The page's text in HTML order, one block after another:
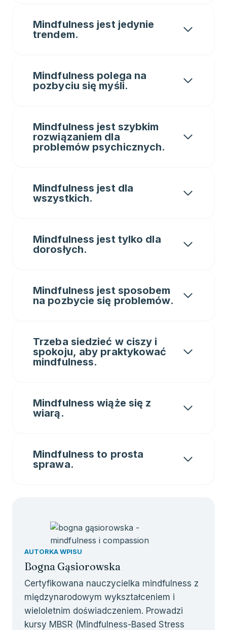
Mindfulness jest jedynie
trendem.
Mindfulness polega na
pozbyciu się myśli.
Mindfulness jest szybkim
rozwiązaniem dla
problemów psychicznych.
Mindfulness jest dla
wszystkich.
Mindfulness jest tylko dla
dorosłych.
Mindfulness jest sposobem
na pozbycie się problemów.
Trzeba siedzieć w ciszy i
spokoju, aby praktykować
mindfulness.
Mindfulness wiąże się z
wiarą.
Mindfulness to prosta
sprawa.
AUTORKA WPISU
Bogna Gąsiorowska
Certyfikowana nauczycielka mindfulness z
międzynarodowym wykształceniem i
wieloletnim doświadczeniem. Prowadzi
kursy MBSR (Mindfulness-Based Stress